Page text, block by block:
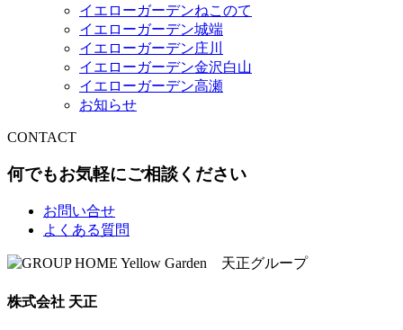
イエローガーデンねこのて
イエローガーデン城端
イエローガーデン庄川
イエローガーデン金沢白山
イエローガーデン高瀬
お知らせ
CONTACT
何でもお気軽にご相談ください
お問い合せ
よくある質問
株式会社 天正